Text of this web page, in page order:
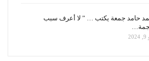
حامد جمعة يكتب … ” لا أعرف سبب